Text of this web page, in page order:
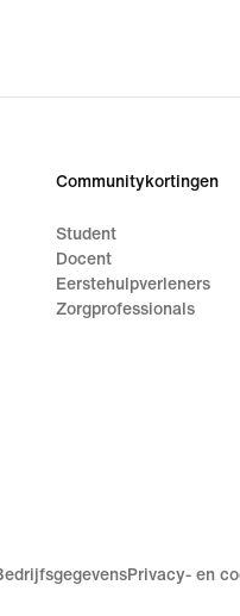
Communitykortingen
Student
Docent
Eerstehulpverleners
Zorgprofessionals
Privacy- en